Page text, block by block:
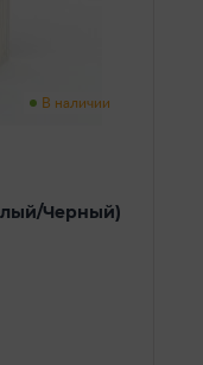
В наличии
Черный)